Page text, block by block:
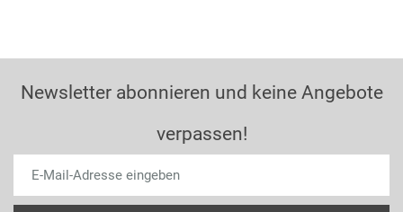
Newsletter abonnieren und keine Angebote
verpassen!